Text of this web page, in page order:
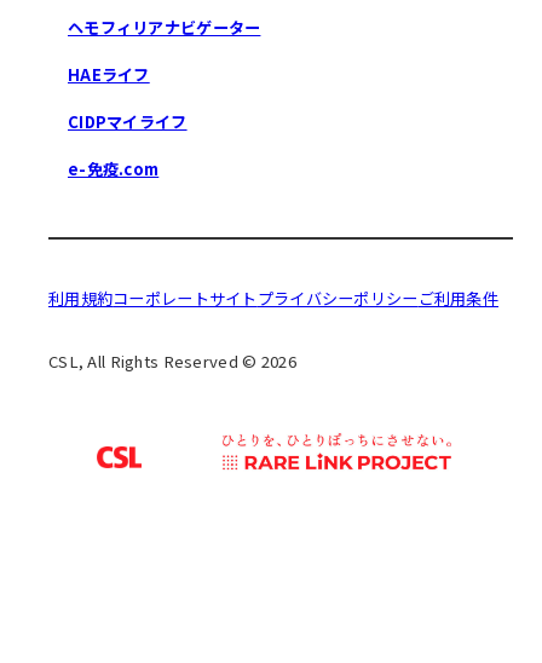
ヘモフィリアナビゲーター
HAEライフ
CIDPマイライフ
e-免疫.com
利用規約コーポレートサイト プライバシーポリシー ご利用条件
CSL, All Rights Reserved © 2026